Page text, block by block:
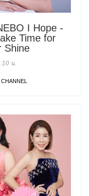
I Hope -
Time for
Shine
น.
CHANNEL